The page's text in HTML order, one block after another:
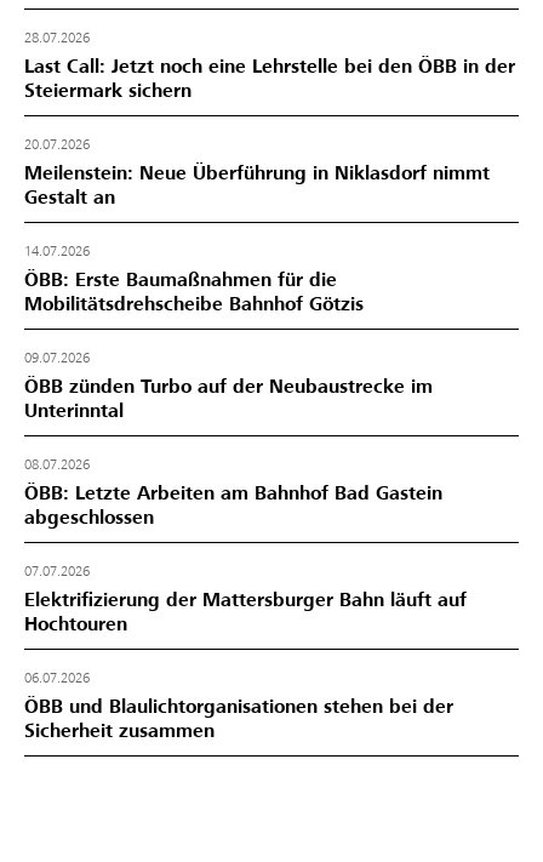
28.07.2026
Last Call: Jetzt noch eine Lehrstelle bei den ÖBB in der
Steiermark sichern
20.07.2026
Meilenstein: Neue Überführung in Niklasdorf nimmt
Gestalt an
14.07.2026
ÖBB: Erste Baumaßnahmen für die
Mobilitätsdrehscheibe Bahnhof Götzis
09.07.2026
ÖBB zünden Turbo auf der Neubaustrecke im
Unterinntal
08.07.2026
ÖBB: Letzte Arbeiten am Bahnhof Bad Gastein
abgeschlossen
07.07.2026
Elektrifizierung der Mattersburger Bahn läuft auf
Hochtouren
06.07.2026
ÖBB und Blaulichtorganisationen stehen bei der
Sicherheit zusammen